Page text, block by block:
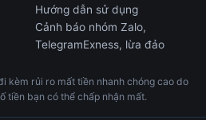
Hướng dẫn sử dụng
Cảnh báo nhóm Zalo,
TelegramExness, lừa đảo
kèm rủi ro mất tiền nhanh chóng cao do
tiền bạn có thể chấp nhận mất.